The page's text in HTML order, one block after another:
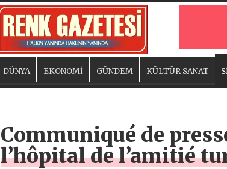
DÜNYA EKONOMİ GÜNDEM KÜLTÜR SANAT
Communiqué de
l’hôpital de l’amitié